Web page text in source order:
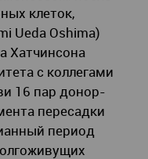
клеток,
Ueda Oshima)
Хатчинсона
с коллегами
16 пар донор-
пересадки
период